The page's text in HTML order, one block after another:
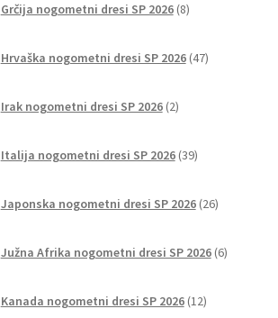
Grčija nogometni dresi SP 2026 8izdelkov
Hrvaška nogometni dresi SP 2026 47izdelkov
Irak nogometni dresi SP 2026 2izdelka
Italija nogometni dresi SP 2026 39izdelkov
Japonska nogometni dresi SP 2026 26izdelkov
Južna Afrika nogometni dresi SP 2026 6izdelkov
Kanada nogometni dresi SP 2026 12izdelkov